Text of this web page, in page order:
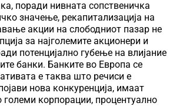
поради нивната сопственичка
значење, рекапитализација на
акции на слободниот пазар не
за најголемите акционери и
потенцијално губење на влијание
банки. Банките во Европа се
е таква што речиси е
нова конкуренција, имаат
големи корпорации, процентуално